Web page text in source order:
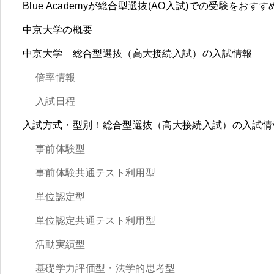
Blue Academyが総合型選抜(AO入試)での受験をおすす
中京大学の概要
中京大学 総合型選抜（高大接続入試）の入試情報
倍率情報
入試日程
入試方式・型別！総合型選抜（高大接続入試）の入試情
事前体験型
事前体験共通テスト利用型
単位認定型
単位認定共通テスト利用型
活動実績型
基礎学力評価型・法学的思考型